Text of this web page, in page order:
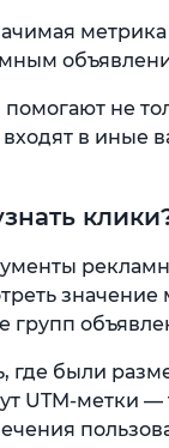
не
в иные
значение
групп
где были
UTM-метки